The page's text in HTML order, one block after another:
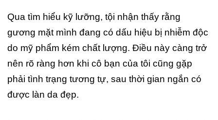
Qua tìm hiểu kỹ lưỡng, tội nhận thấy rằng
gương mặt mình đang có dấu hiệu bị nhiễm độc
do mỹ phẩm kém chất lượng. Điều này càng trở
nên rõ ràng hơn khi cô bạn của tôi cũng gặp
phải tình trạng tương tự, sau thời gian ngắn có
được làn da đẹp.